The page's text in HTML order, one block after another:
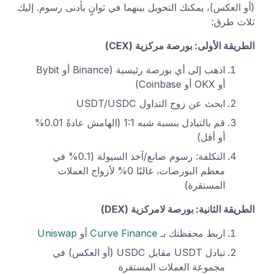
(أو العكس)، يمكنك التحويل بينهما في ثوانٍ بأدنى رسوم. إليك
ثلاث طرق:
الطريقة الأولى: بورصة مركزية (CEX)
اذهب إلى أي بورصة رئيسية (Binance أو Bybit
أو OKX أو Coinbase)
ابحث عن زوج التداول USDT/USDC
قم بالتبادل بنسبة شبه 1:1 (الهامش عادةً 0.01%
أو أقل)
التكلفة: رسوم صانع/آخذ السيولة (0.1% في
معظم البورصات، غالبًا 0% لأزواج العملات
المستقرة)
الطريقة الثانية: بورصة لامركزية (DEX)
اربط محفظتك بـ Curve Financeأو Uniswap
تبادل USDT مقابل USDC (أو العكس) في
مجموعة العملات المستقرة